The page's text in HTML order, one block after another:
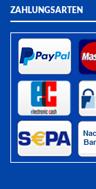
ZAHLUNGSARTEN